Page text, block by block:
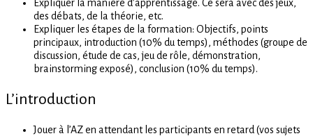
Expliquer la manière d’apprentissage. Ce sera avec des jeux,
des débats, de la théorie, etc.
Expliquer les étapes de la formation: Objectifs, points
principaux, introduction (10% du temps), méthodes (groupe de
discussion, étude de cas, jeu de rôle, démonstration,
brainstorming exposé), conclusion (10% du temps).
L’introduction
Jouer à l’AZ en attendant les participants en retard (vos sujets